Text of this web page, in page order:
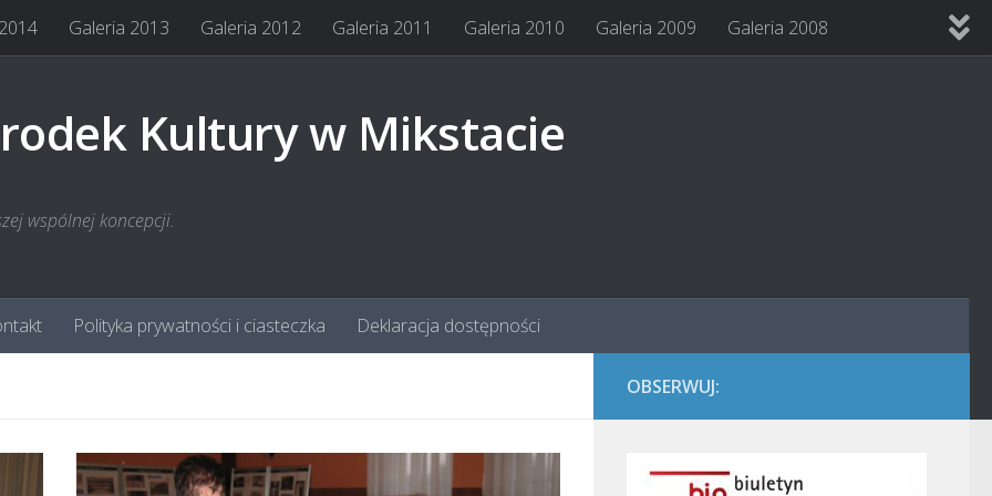
Galeria 2013 Galeria 2012 Galeria 2011 Galeria 2010 Galeria 2009 Galeria 2008
Kultury w Mikstacie
wspólnej koncepcji.
Polityka prywatności i ciasteczka Deklaracja dostępności
OBSERWUJ: